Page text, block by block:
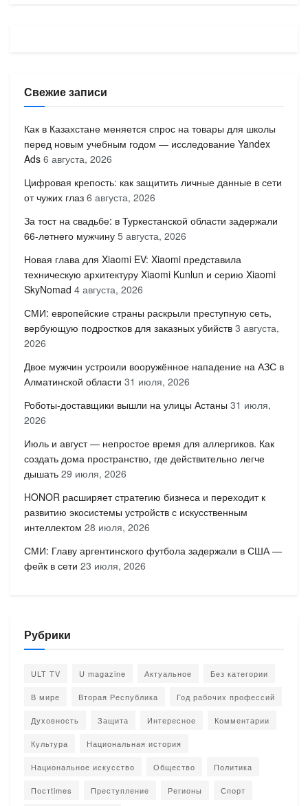
Свежие записи
Как в Казахстане меняется спрос на товары для школы
перед новым учебным годом — исследование Yandex
Ads 6 августа, 2026
Цифровая крепость: как защитить личные данные в сети
от чужих глаз 6 августа, 2026
За тост на свадьбе: в Туркестанской области задержали
66-летнего мужчину 5 августа, 2026
Новая глава для Xiaomi EV: Xiaomi представила
техническую архитектуру Xiaomi Kunlun и серию Xiaomi
SkyNomad 4 августа, 2026
СМИ: европейские страны раскрыли преступную сеть,
вербующую подростков для заказных убийств 3 августа,
2026
Двое мужчин устроили вооружённое нападение на АЗС в
Алматинской области 31 июля, 2026
Роботы-доставщики вышли на улицы Астаны 31 июля,
2026
Июль и август — непростое время для аллергиков. Как
создать дома пространство, где действительно легче
дышать 29 июля, 2026
HONOR расширяет стратегию бизнеса и переходит к
развитию экосистемы устройств с искусственным
интеллектом 28 июля, 2026
СМИ: Главу аргентинского футбола задержали в США —
фейк в сети 23 июля, 2026
Рубрики
ULT TV U magazine Актуальное Без категории
В мире Вторая Республика Год рабочих профессий
Духовность Защита Интересное Комментарии
Культура Национальная история
Национальное искусство Общество Политика
Постtimes Преступление Регионы Спорт